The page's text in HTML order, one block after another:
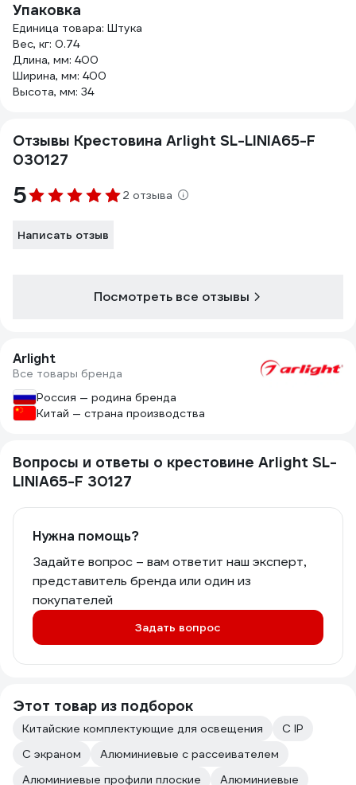
Упаковка
Единица товара: Штука
Вес, кг: 0.74
Длина, мм: 400
Ширина, мм: 400
Высота, мм: 34
Отзывы Крестовина Arlight SL-LINIA65-F
030127
5 2 отзыва
Написать отзыв
Посмотреть все отзывы
Arlight
Все товары бренда
Россия — родина бренда
Китай — страна производства
Вопросы и ответы о крестовине Arlight SL-
LINIA65-F 30127
Нужна помощь?
Задайте вопрос – вам ответит наш эксперт,
представитель бренда или один из
покупателей
Задать вопрос
Этот товар из подборок
Китайские комплектующие для освещения
С IP
С экраном
Алюминиевые с рассеивателем
Алюминиевые профили плоские
Алюминиевые